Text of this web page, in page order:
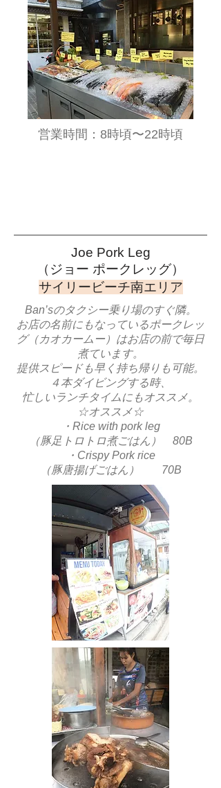
​営業時間：8時頃〜22時頃
Joe Pork Leg​
​（ジョー ポークレッグ）
​サイリービーチ南エリア
Ban’sのタクシー乗り場のすぐ隣。
お店の名前にもなっているポークレッ
グ（カオカームー）はお店の前で毎日
煮ています。
提供スピードも早く持ち帰りも可能。
４本ダイビングする時、
忙しいランチタイムにもオススメ。
☆オススメ☆
・Rice with pork leg
（豚足トロトロ煮ごはん） 80B
・Crispy Pork rice
（豚唐揚げごはん） 70B